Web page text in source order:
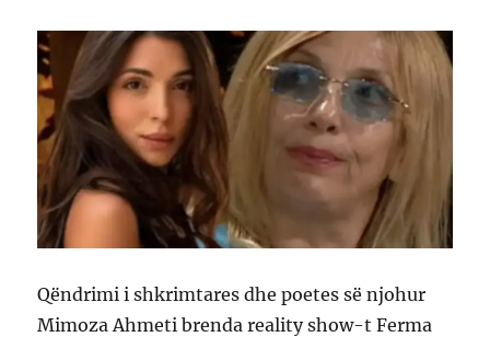
Qëndrimi i shkrimtares dhe poetes së njohur
Mimoza Ahmeti brenda reality show-t Ferma